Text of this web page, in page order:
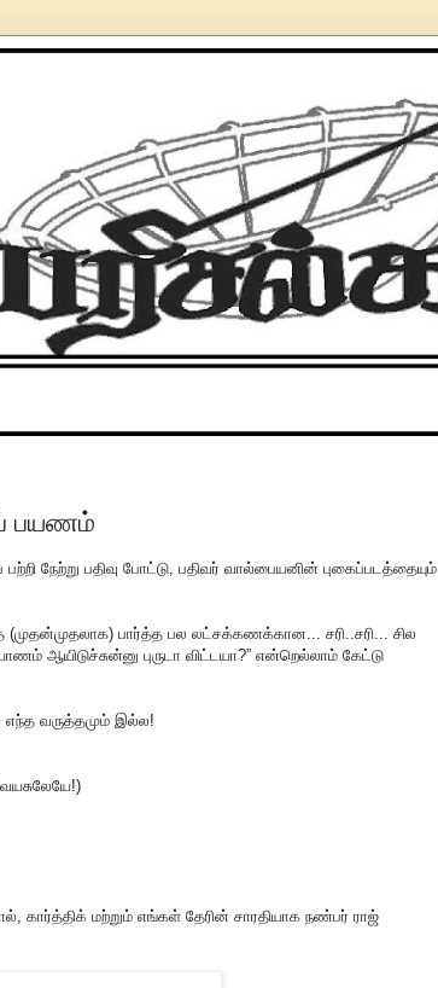
பயணம்
நேற்று பதிவு போட்டு, பதிவர் வால்பையனின் புகைப்படத்தையும்
பார்த்த பல லட்சக்கணக்கான... சரி..சரி... சில
ஆயிடுச்சுன்னு புருடா விட்டயா?” என்றெல்லாம் கேட்டு
வருத்தமும் இல்ல!
கார்த்திக் மற்றும் எங்கள் தேரின் சாரதியாக நண்பர் ராஜ்